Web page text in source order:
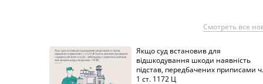
Смотреть все
Якщо суд встановив для
відшкодування шкоди наявність
підстав, передбачених приписами ч.
1 ст. 1172 Ц